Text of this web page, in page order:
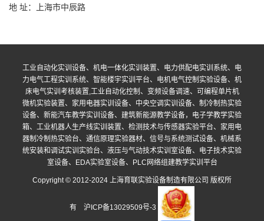
地 址：上海市中辰路
工业自动化实训设备、机电一体化实训装置、电力供配电实训系统、电
力电气工程实训系统、智能楼宇实训平台、电机电气控制实验设备、机
床电气实训考核装置,工业自动化控制、变频设备调速、可编程单片机
微机实验装置、家用电器实训设备、中央空调实训设备、制冷制热实验
设备、新能汽车教学实训设备、建筑新能源教学设备，电子学教学实验
箱、工业机器人生产线实训装置、检测技术与传感器实验平台、家用电
器制冷制热实验台、通信原理实验器材、信号与系统测试设备、机械系
统安装和调试实训实验台、液压与气动技术实训室设备、电子技术实验
室设备、EDA实验室设备、PLC网络组建教学实训平台
Copyright © 2012-2024 上海育联实验设备制造有限公司 版权所
有 沪ICP备13029509号-3